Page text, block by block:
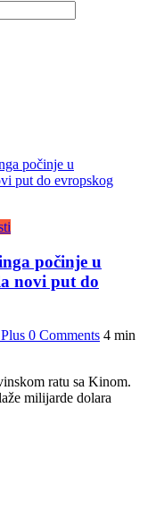
počinje u
novi put do
0 Comments 4 min
ratu sa Kinom.
milijarde dolara